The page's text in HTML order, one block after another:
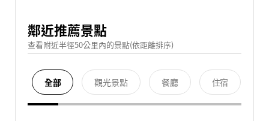
鄰近推薦景點
查看附近半徑50公里內的景點(依距離排序)
全部 觀光景點 餐廳 住宿